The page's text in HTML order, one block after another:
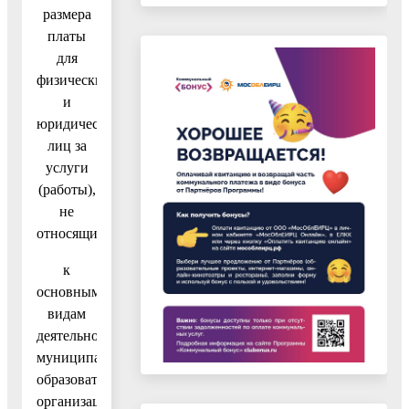
размера
платы
для
физических
и
юридических
лиц за
услуги
(работы),
не
относящиеся
к
основным
видам
деятельности
муниципальных
образовательных
организаций,